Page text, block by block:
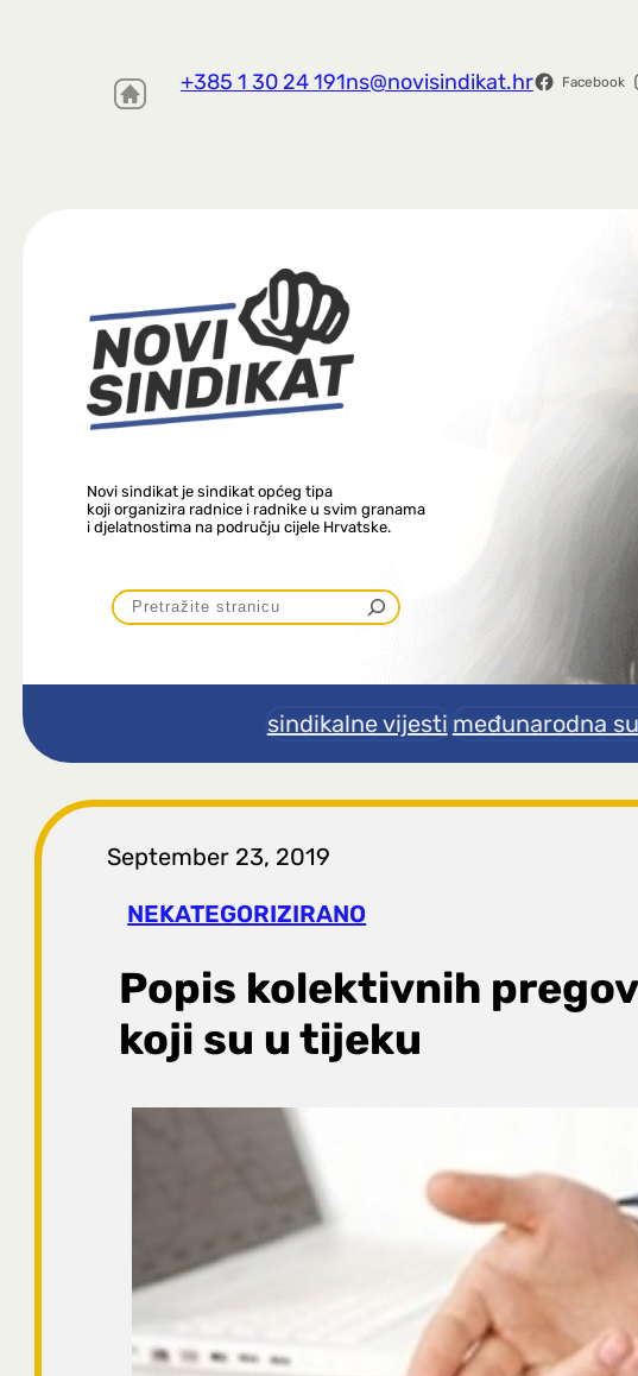
+385 1 30 24 191ns@novisindikat.hr Facebook
Novi sindikat je sindikat općeg tipa
koji organizira radnice i radnike u svim granama
i djelatnostima na području cijele Hrvatske.
P
r
t
r
a
g
a
sindikalne vijesti međunarodna
September 23, 2019
NEKATEGORIZIRANO
Popis kolektivnih
koji su u tijeku